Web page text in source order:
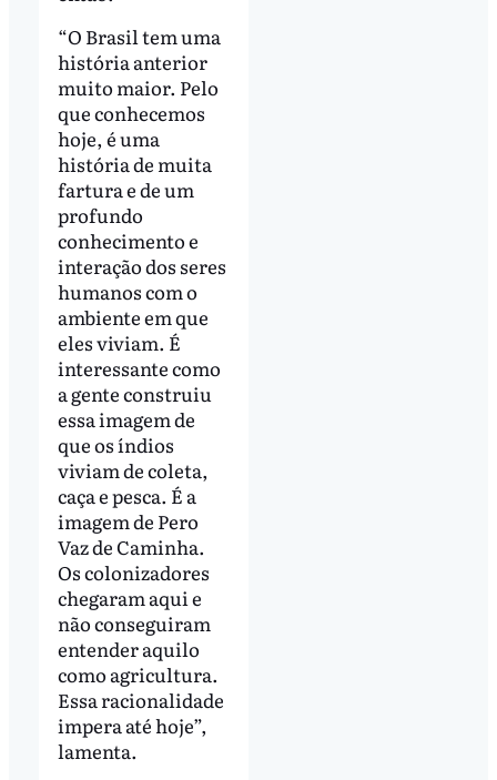
“O Brasil tem uma
história anterior
muito maior. Pelo
que conhecemos
hoje, é uma
história de muita
fartura e de um
profundo
conhecimento e
interação dos seres
humanos com o
ambiente em que
eles viviam. É
interessante como
a gente construiu
essa imagem de
que os índios
viviam de coleta,
caça e pesca. É a
imagem de Pero
Vaz de Caminha.
Os colonizadores
chegaram aqui e
não conseguiram
entender aquilo
como agricultura.
Essa racionalidade
impera até hoje”,
lamenta.